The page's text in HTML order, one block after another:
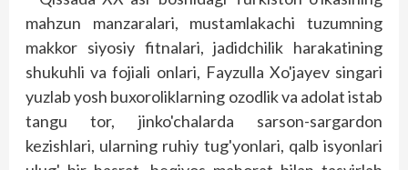
mahzun manzaralari, mustamlakachi tuzumning
makkor siyosiy fitnalari, jadidchilik harakatining
shukuhli va fojiali onlari, Fayzulla Xo'jayev singari
yuzlab yosh buxoroliklarning ozodlik va adolat istab
tangu tor, jinko'chalarda sarson-sargardon
kezishlari, ularning ruhiy tug'yonlari, qalb isyonlari